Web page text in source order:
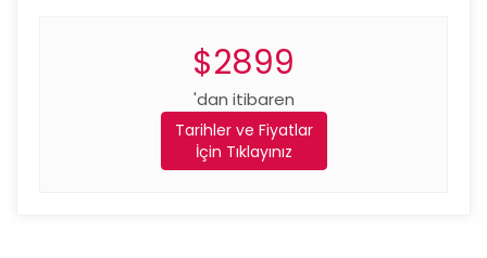
$2899
'dan itibaren
Tarihler ve Fiyatlar
İçin Tıklayınız